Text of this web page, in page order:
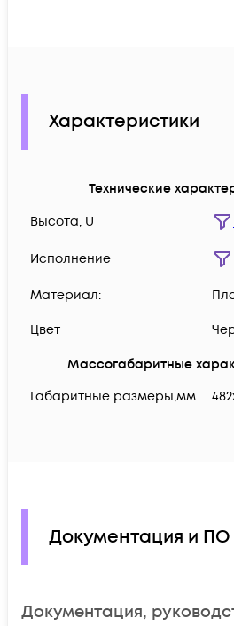
Характеристики
Технические
Высота, U
Исполнение
Материал:
Цвет
Массогабаритные
Габаритные размеры,мм
Документация и ПО
Документация,